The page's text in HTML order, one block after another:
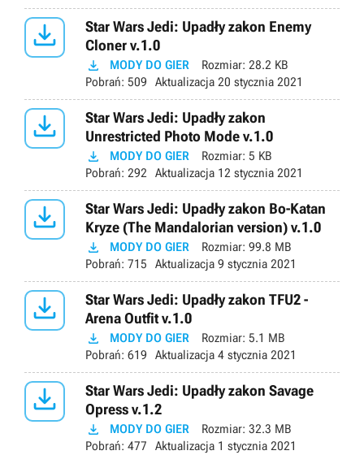

Star Wars Jedi: Upadły zakon Enemy
Cloner v.1.0
 MODY DO GIER Rozmiar: 28.2 KB
Pobrań: 509 Aktualizacja 20 stycznia 2021

Star Wars Jedi: Upadły zakon
Unrestricted Photo Mode v.1.0
 MODY DO GIER Rozmiar: 5 KB
Pobrań: 292 Aktualizacja 12 stycznia 2021

Star Wars Jedi: Upadły zakon Bo-Katan
Kryze (The Mandalorian version) v.1.0
 MODY DO GIER Rozmiar: 99.8 MB
Pobrań: 715 Aktualizacja 9 stycznia 2021

Star Wars Jedi: Upadły zakon TFU2 -
Arena Outfit v.1.0
 MODY DO GIER Rozmiar: 5.1 MB
Pobrań: 619 Aktualizacja 4 stycznia 2021

Star Wars Jedi: Upadły zakon Savage
Opress v.1.2
 MODY DO GIER Rozmiar: 32.3 MB
Pobrań: 477 Aktualizacja 1 stycznia 2021